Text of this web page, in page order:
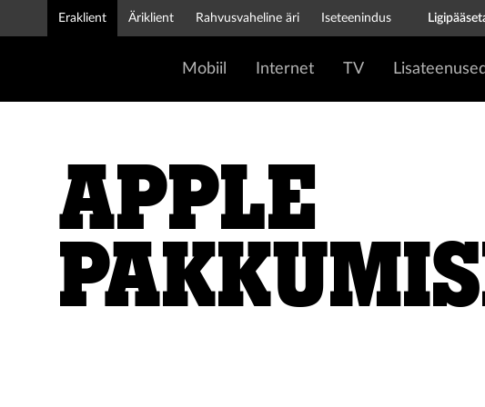
Eraklient Äriklient Rahvusvaheline äri Iseteenindus
Mobiil Internet TV Lisateenused
Apple